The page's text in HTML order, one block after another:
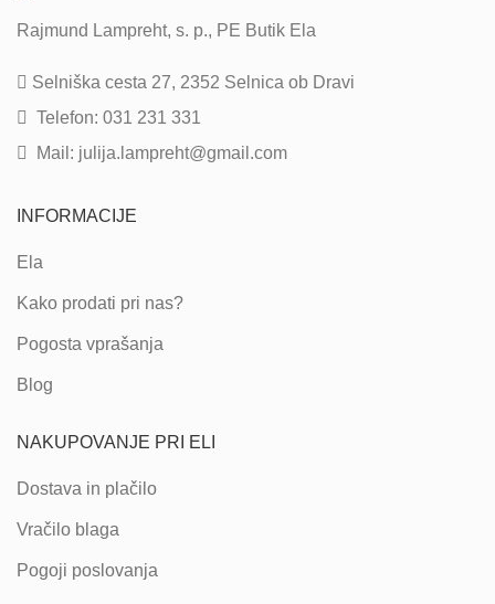
Rajmund Lampreht, s. p., PE Butik Ela
Selniška cesta 27, 2352 Selnica ob Dravi
Telefon: 031 231 331
Mail: julija.lampreht@gmail.com
INFORMACIJE
Ela
Kako prodati pri nas?
Pogosta vprašanja
Blog
NAKUPOVANJE PRI ELI
Dostava in plačilo
Vračilo blaga
Pogoji poslovanja